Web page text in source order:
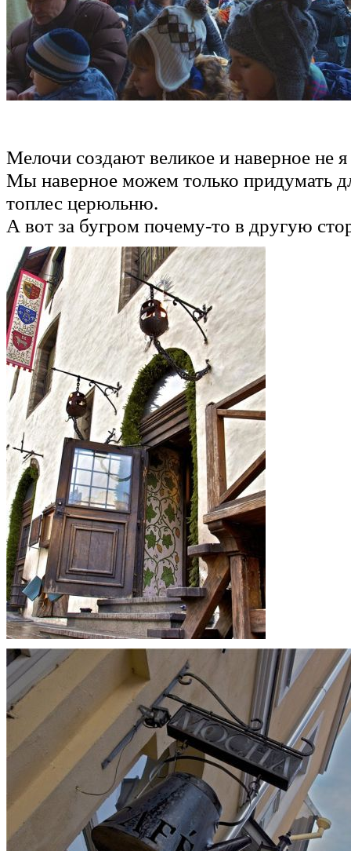
Мелочи создают великое и наверное не
Мы наверное можем только придумать
топлес церюльню.
А вот за бугром почему-то в другую